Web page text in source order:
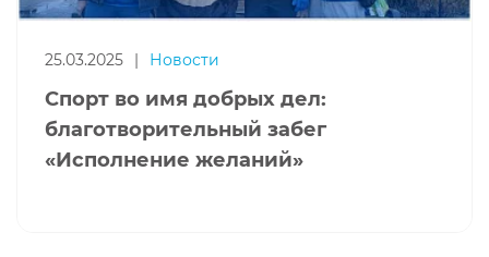
25.03.2025 | Новости
Спорт во имя добрых дел:
благотворительный забег
«Исполнение желаний»